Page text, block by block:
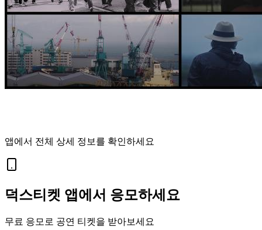
앱에서 전체 상세 정보를 확인하세요
덕스티켓 앱에서 응모하세요
무료 응모로 공연 티켓을 받아보세요